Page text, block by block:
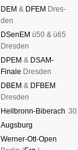
DEM & DFEM Dres­
den
DSenEM ü50 & ü65
Dres­den
DPEM & DSAM-
Finale Dres­den
DBEM & DFBEM
Dres­den
Heil­bronn-Bi­ber­ach
Augs­burg
Werner-Ott-Open